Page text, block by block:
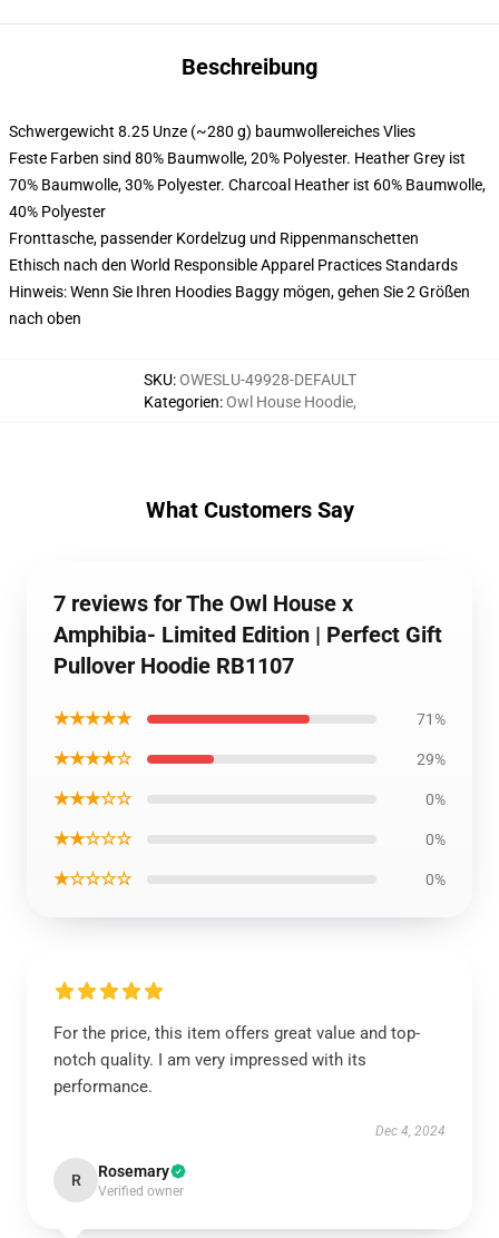
Beschreibung
Schwergewicht 8.25 Unze (~280 g) baumwollereiches Vlies
Feste Farben sind 80% Baumwolle, 20% Polyester. Heather Grey ist
70% Baumwolle, 30% Polyester. Charcoal Heather ist 60% Baumwolle,
40% Polyester
Fronttasche, passender Kordelzug und Rippenmanschetten
Ethisch nach den World Responsible Apparel Practices Standards
Hinweis: Wenn Sie Ihren Hoodies Baggy mögen, gehen Sie 2 Größen
nach oben
SKU:OWESLU-49928-DEFAULT
Kategorien:Owl House Hoodie,
What Customers Say
7 reviews for The Owl House x
Amphibia- Limited Edition | Perfect Gift
Pullover Hoodie RB1107
★★★★★ 71%
★★★★☆ 29%
★★★☆☆ 0%
★★☆☆☆ 0%
★☆☆☆☆ 0%
For the price, this item offers great value and top-
notch quality. I am very impressed with its
performance.
Dec 4, 2024
R Rosemary
Verified owner